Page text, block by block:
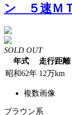
ン ５速Ｍ
SOLD OUT
年式
走行距離
昭和62年 12万km
複数画像
ブラウン系